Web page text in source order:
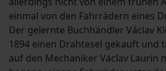
einmal von den Fahrrädern eines
Der gelernte Buchhändler Václav
1894 einen Drahtesel gekauft und
auf den Mechaniker Václav Laurin